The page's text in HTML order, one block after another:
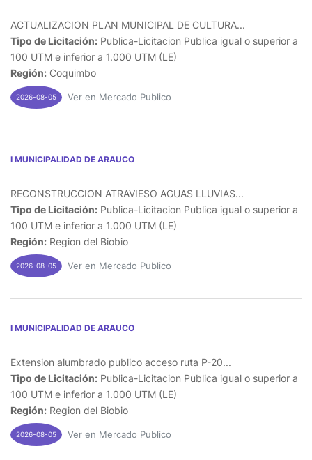
ACTUALIZACION PLAN MUNICIPAL DE CULTURA...
Tipo de Licitación: Publica-Licitacion Publica igual o superior a
100 UTM e inferior a 1.000 UTM (LE)
Región: Coquimbo
2026-08-05 Ver en Mercado Publico
I MUNICIPALIDAD DE ARAUCO
RECONSTRUCCION ATRAVIESO AGUAS LLUVIAS...
Tipo de Licitación: Publica-Licitacion Publica igual o superior a
100 UTM e inferior a 1.000 UTM (LE)
Región: Region del Biobio
2026-08-05 Ver en Mercado Publico
I MUNICIPALIDAD DE ARAUCO
Extension alumbrado publico acceso ruta P-20...
Tipo de Licitación: Publica-Licitacion Publica igual o superior a
100 UTM e inferior a 1.000 UTM (LE)
Región: Region del Biobio
2026-08-05 Ver en Mercado Publico